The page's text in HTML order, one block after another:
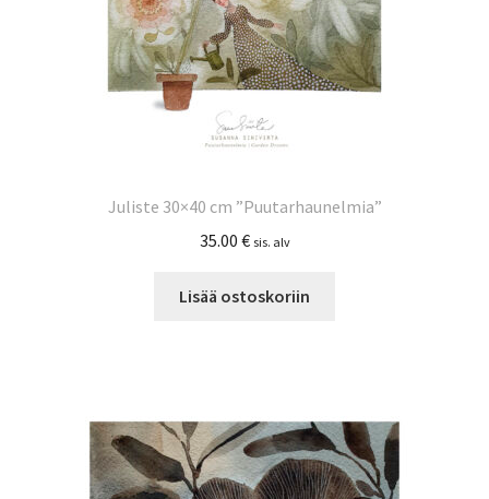
Juliste 30×40 cm ”Puutarhaunelmia”
35.00 € sis. alv
Lisää ostoskoriin